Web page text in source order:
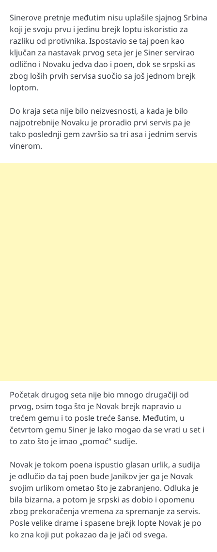
Sinerove pretnje međutim nisu uplašile sjajnog Srbina
koji je svoju prvu i jedinu brejk loptu iskoristio za
razliku od protivnika. Ispostavio se taj poen kao
ključan za nastavak prvog seta jer je Siner servirao
odlično i Novaku jedva dao i poen, dok se srpski as
zbog loših prvih servisa suočio sa još jednom brejk
loptom.
Do kraja seta nije bilo neizvesnosti, a kada je bilo
najpotrebnije Novaku je proradio prvi servis pa je
tako poslednji gem završio sa tri asa i jednim servis
vinerom.
Početak drugog seta nije bio mnogo drugačiji od
prvog, osim toga što je Novak brejk napravio u
trećem gemu i to posle treće šanse. Međutim, u
četvrtom gemu Siner je lako mogao da se vrati u set i
to zato što je imao „pomoć“ sudije.
Novak je tokom poena ispustio glasan urlik, a sudija
je odlučio da taj poen bude Janikov jer ga je Novak
svojim urlikom ometao što je zabranjeno. Odluka je
bila bizarna, a potom je srpski as dobio i opomenu
zbog prekoračenja vremena za spremanje za servis.
Posle velike drame i spasene brejk lopte Novak je po
ko zna koji put pokazao da je jači od svega.